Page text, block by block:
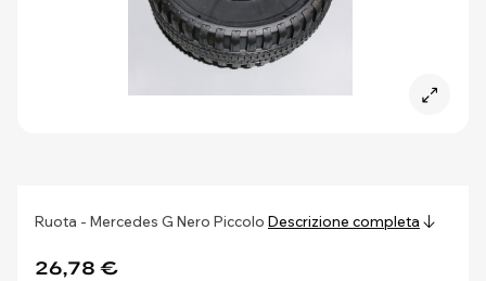
Ruota - Mercedes G Nero Piccolo Descrizione completa
26,78 €